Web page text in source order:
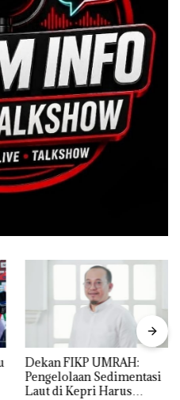
Dekan FIKP UMRAH:
Pengelolaan Sedimentasi
Laut di Kepri Harus